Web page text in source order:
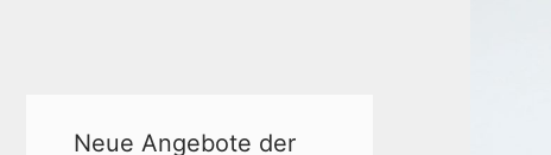
Neue Angebote der